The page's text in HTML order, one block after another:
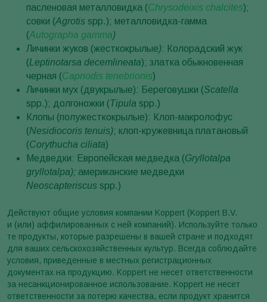
пасленовая металловидка (Chrysodeixis chalcites);
совки (Agrotis spp.); металловидка-гамма
(Autographa gamma)
Личинки жуков (жесткокрылые): Колорадский жук
(Leptinotarsa decemlineata); златка обыкновенная
черная (Capnodis tenebrionis)
Личинки мух (двукрылые): Береговушки (Scatella
spp.); долгоножки (Tipula spp.)
Клопы (полужесткокрылые): Клоп-макролофус
(Nesidiocoris tenuis); клоп-кружевница платановый
(Corythucha ciliata)
Медведки: Европейская медведка (Gryllotalpa
gryllotalpa); американские медведки
Neoscapteriscus spp.)
Действуют общие условия компании Koppert (Koppert B.V.
и (или) аффилированных с ней компаний). Используйте только
те продукты, которые разрешены в вашей стране и подходят
для ваших сельскохозяйственных культур. Всегда соблюдайте
условия, приведенные в местных регистрационных
документах на продукцию. Koppert не несет ответственности
за несанкционированное использование. Koppert не несет
ответственности за потерю качества, если продукт хранится